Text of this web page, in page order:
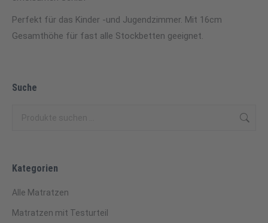
Perfekt für das Kinder -und Jugendzimmer. Mit 16cm
Gesamthöhe für fast alle Stockbetten geeignet.
Suche
Kategorien
Alle Matratzen
Matratzen mit Testurteil